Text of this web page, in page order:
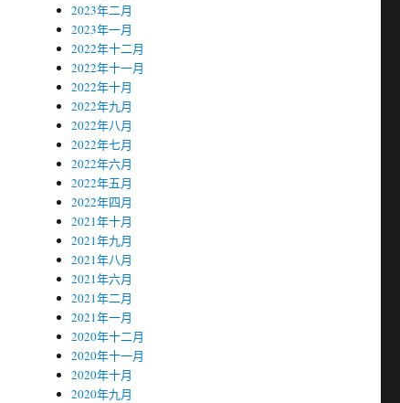
2023年二月
2023年一月
2022年十二月
2022年十一月
2022年十月
2022年九月
2022年八月
2022年七月
2022年六月
2022年五月
2022年四月
2021年十月
2021年九月
2021年八月
2021年六月
2021年二月
2021年一月
2020年十二月
2020年十一月
2020年十月
2020年九月